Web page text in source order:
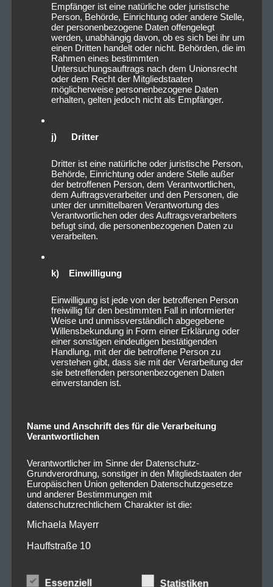
Empfänger ist eine natürliche oder juristische
Person, Behörde, Einrichtung oder andere Stelle,
der personenbezogene Daten offengelegt
werden, unabhängig davon, ob es sich bei ihr um
einen Dritten handelt oder nicht. Behörden, die im
Rahmen eines bestimmten
Untersuchungsauftrags nach dem Unionsrecht
oder dem Recht der Mitgliedstaaten
möglicherweise personenbezogene Daten
erhalten, gelten jedoch nicht als Empfänger.
j) Dritter
Dritter ist eine natürliche oder juristische Person,
Behörde, Einrichtung oder andere Stelle außer
der betroffenen Person, dem Verantwortlichen,
dem Auftragsverarbeiter und den Personen, die
unter der unmittelbaren Verantwortung des
Verantwortlichen oder des Auftragsverarbeiters
befugt sind, die personenbezogenen Daten zu
verarbeiten.
k) Einwilligung
Einwilligung ist jede von der betroffenen Person
freiwillig für den bestimmten Fall in informierter
Weise und unmissverständlich abgegebene
Willensbekundung in Form einer Erklärung oder
einer sonstigen eindeutigen bestätigenden
Handlung, mit der die betroffene Person zu
verstehen gibt, dass sie mit der Verarbeitung der
sie betreffenden personenbezogenen Daten
einverstanden ist.
Name und Anschrift des für die Verarbeitung
Verantwortlichen
Verantwortlicher im Sinne der Datenschutz-
Grundverordnung, sonstiger in den Mitgliedstaaten der
Europäischen Union geltenden Datenschutzgesetze
und anderer Bestimmungen mit
datenschutzrechtlichem Charakter ist die:
Michaela Mayerr
Hauffstraße 10
Essenziell Statistiken